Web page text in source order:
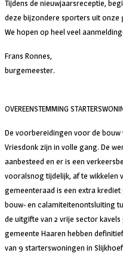
Tijdens de nieuwjaarsreceptie,
deze bijzondere sporters uit onze
We hopen op heel veel
Frans Ronnes,
burgemeester.
OVEREENSTEMMING
De voorbereidingen voor de bouw
Vriesdonk zijn in volle gang. De
aanbesteed en er is een
vooralsnog tijdelijk, af te wikkelen
gemeenteraad is een extra
bouw- en calamiteitenontsluiting
de uitgifte van 2 vrije sector
gemeente Haaren hebben
van 9 starterswoningen in